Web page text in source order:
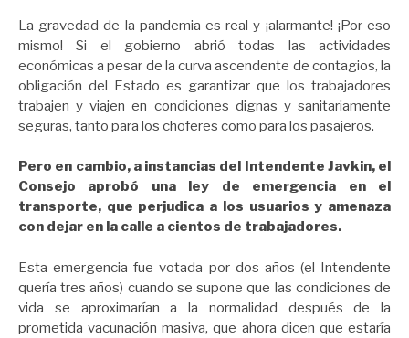
La gravedad de la pandemia es real y ¡alarmante! ¡Por eso
mismo! Si el gobierno abrió todas las actividades
económicas a pesar de la curva ascendente de contagios, la
obligación del Estado es garantizar que los trabajadores
trabajen y viajen en condiciones dignas y sanitariamente
seguras, tanto para los choferes como para los pasajeros.
Pero en cambio, a instancias del Intendente Javkin, el
Consejo aprobó una ley de emergencia en el
transporte, que perjudica a los usuarios y amenaza
con dejar en la calle a cientos de trabajadores.
Esta emergencia fue votada por dos años (el Intendente
quería tres años) cuando se supone que las condiciones de
vida se aproximarían a la normalidad después de la
prometida vacunación masiva, que ahora dicen que estaría